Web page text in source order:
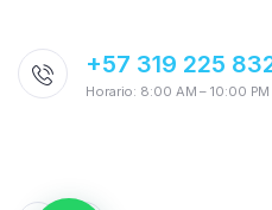
+57 319 225
Horario: 8:00 AM – 10:00 PM